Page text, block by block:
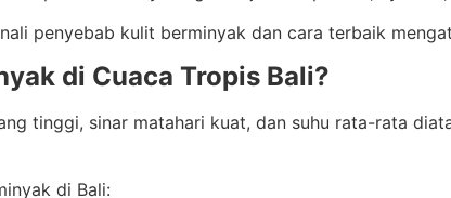
penyebab kulit berminyak dan cara terbaik
di Cuaca Tropis Bali?
tinggi, sinar matahari kuat, dan suhu rata-rata
di Bali: